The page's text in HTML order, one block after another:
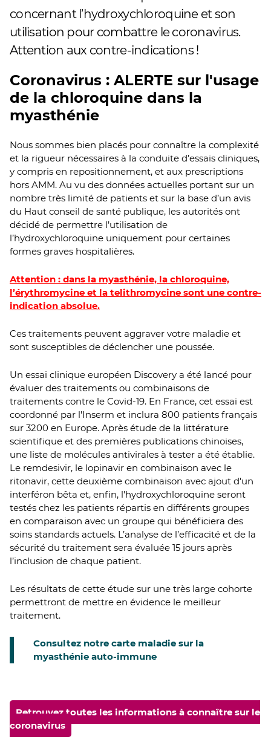
concernant l’hydroxychloroquine et son
utilisation pour combattre le coronavirus.
Attention aux contre-indications !
Coronavirus : ALERTE sur l'usage
de la chloroquine dans la
myasthénie
Nous sommes bien placés pour connaître la complexité
et la rigueur nécessaires à la conduite d’essais cliniques,
y compris en repositionnement, et aux prescriptions
hors AMM. Au vu des données actuelles portant sur un
nombre très limité de patients et sur la base d’un avis
du Haut conseil de santé publique, les autorités ont
décidé de permettre l’utilisation de
l’hydroxychloroquine uniquement pour certaines
formes graves hospitalières.
Attention : dans la myasthénie, la chloroquine,
l’érythromycine et la telithromycine sont une contre-
indication absolue.
Ces traitements peuvent aggraver votre maladie et
sont susceptibles de déclencher une poussée.
Un essai clinique européen Discovery a été lancé pour
évaluer des traitements ou combinaisons de
traitements contre le Covid-19. En France, cet essai est
coordonné par l'Inserm et inclura 800 patients français
sur 3200 en Europe. Après étude de la littérature
scientifique et des premières publications chinoises,
une liste de molécules antivirales à tester a été établie.
Le remdesivir, le lopinavir en combinaison avec le
ritonavir, cette deuxième combinaison avec ajout d'un
interféron bêta et, enfin, l'hydroxychloroquine seront
testés chez les patients répartis en différents groupes
en comparaison avec un groupe qui bénéficiera des
soins standards actuels. L’analyse de l’efficacité et de la
sécurité du traitement sera évaluée 15 jours après
l’inclusion de chaque patient.
Les résultats de cette étude sur une très large cohorte
permettront de mettre en évidence le meilleur
traitement.
Consultez notre carte maladie sur la
myasthénie auto-immune
Retrouvez toutes les informations à connaître sur le
coronavirus